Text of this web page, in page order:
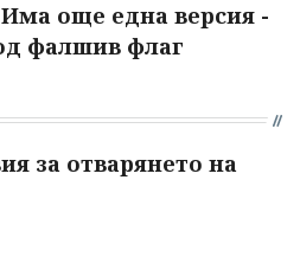
още една версия -
фалшив флаг
за отварянето на